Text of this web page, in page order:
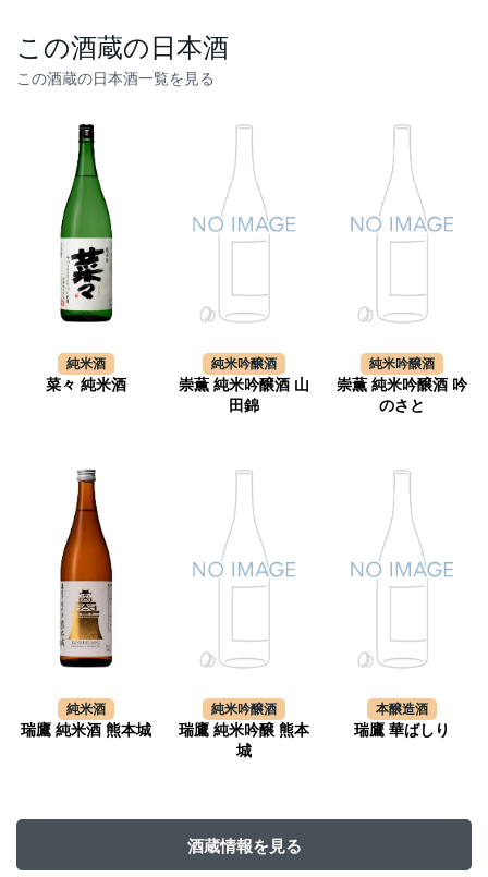
この酒蔵の日本酒
この酒蔵の日本酒一覧を見る
純米酒
菜々 純米酒
純米吟醸酒
崇薫 純米吟醸酒 山
田錦
純米吟醸酒
崇薫 純米吟醸酒 吟
のさと
純米酒
瑞鷹 純米酒 熊本城
純米吟醸酒
瑞鷹 純米吟醸 熊本
城
本醸造酒
瑞鷹 華ばしり
酒蔵情報を見る